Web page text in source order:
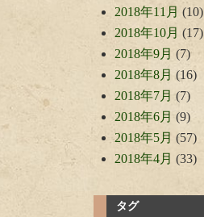
2018年11月 (10)
2018年10月 (17)
2018年9月 (7)
2018年8月 (16)
2018年7月 (7)
2018年6月 (9)
2018年5月 (57)
2018年4月 (33)
タグ